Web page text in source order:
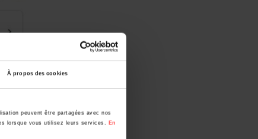
À propos des cookies
peuvent être partagées avec nos
lorsque vous utilisez leurs services.
En